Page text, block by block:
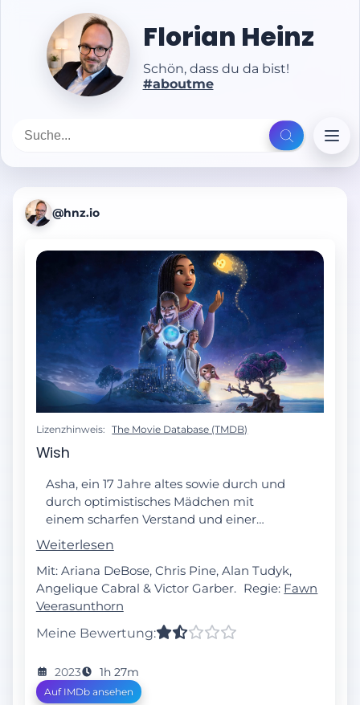
Florian Heinz
Schön, dass du da bist!
#aboutme
@hnz.io
Lizenzhinweis: The Movie Database (TMDB)
Wish
Asha, ein 17 Jahre altes sowie durch und
durch optimistisches Mädchen mit
einem scharfen Verstand und einer
großen Hingabe an ihre Lieben, lebt im
sogenannten Königreich der Wünsche,
in dem tatsächlich buchstäblich jeder
Wunsch in Erfüllung gehen kann. In
einem Moment der Verzweiflung schickt
sie einen Wunsch Richtung Himmel, der
von einer kosmischen Kraft beantwortet
Energie namens Star. Obwohl Star ein
kleiner Unruhestifter ist, begibt er sich
Weiterlesen
Mit: Ariana DeBose, Chris Pine, Alan Tudyk,
Angelique Cabral & Victor Garber. Regie: Fawn
Veerasunthorn
Meine Bewertung:
2023 1h 27m
Auf IMDb ansehen